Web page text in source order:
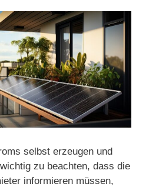
selbst erzeugen und
zu beachten, dass die
informieren müssen,